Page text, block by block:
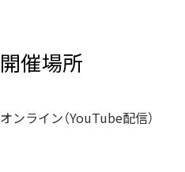
開催場所
オンライン（YouTube配信）